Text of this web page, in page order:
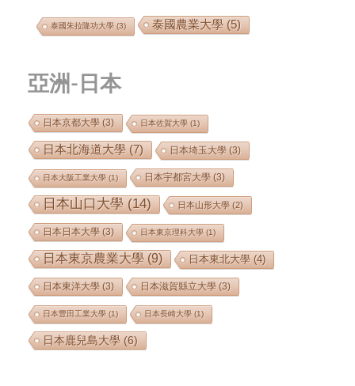
泰國朱拉隆功大學 (3) 泰國農業大學 (5)
亞洲-日本
日本京都大學 (3) 日本佐賀大學 (1)
日本北海道大學 (7) 日本埼玉大學 (3)
日本大阪工業大學 (1) 日本宇都宮大學 (3)
日本山口大學(14) 日本山形大學 (2)
日本日本大學 (3) 日本東京理科大學 (1)
日本東京農業大學 (9) 日本東北大學 (4)
日本東洋大學 (3) 日本滋賀縣立大學 (3)
日本豐田工業大學 (1) 日本長崎大學 (1)
日本鹿兒島大學 (6)